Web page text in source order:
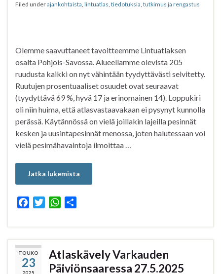
k
p
Filed underajankohtaista, lintuatlas, tiedotuksia, tutkimus ja rengastus
Olemme saavuttaneet tavoitteemme Lintuatlaksen
osalta Pohjois-Savossa. Alueellamme olevista 205
ruudusta kaikki on nyt vähintään tyydyttävästi selvitetty.
Ruutujen prosentuaaliset osuudet ovat seuraavat
(tyydyttävä 69 %, hyvä 17 ja erinomainen 14). Loppukiri
oli niin huima, että atlasvastaavakaan ei pysynyt kunnolla
perässä. Käytännössä on vielä joillakin lajeilla pesinnät
kesken ja uusintapesinnät menossa, joten halutessaan voi
vielä pesimähavaintoja ilmoittaa …
Jatka lukemista
c
e
b
o
i
t
W
a
t
s
A
a
r
e
TOUKO
23
2025
Atlaskävely Varkauden
Päiviönsaaressa 27.5.2025